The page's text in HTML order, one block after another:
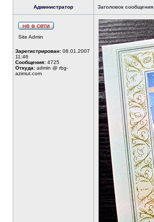
Администратор Заголовок
Site Admin
Зарегистрирован: 08.01.2007
11:46
Сообщения: 4725
Откуда: admin @ rbg-
azimut.com